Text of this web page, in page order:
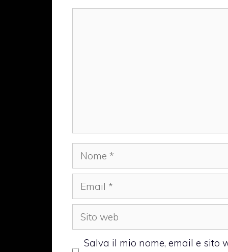
Nome
Email
Sito
web
Salva il mio nome, email e sito